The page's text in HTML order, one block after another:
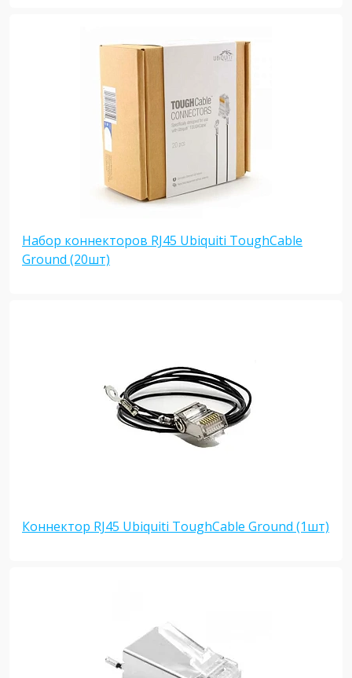
Набор коннекторов RJ45 Ubiquiti ToughCable
Ground (20шт)
Коннектор RJ45 Ubiquiti ToughCable Ground (1шт)